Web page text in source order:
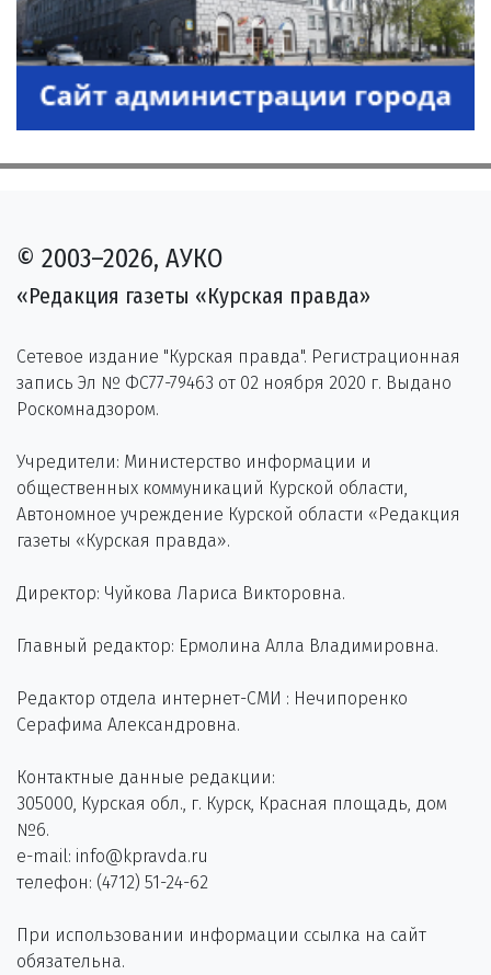
© 2003–2026, АУКО
«Редакция газеты «Курская правда»
Сетевое издание "Курская правда". Регистрационная
запись Эл № ФС77-79463 от 02 ноября 2020 г. Выдано
Роскомнадзором.
Учредители: Министерство информации и
общественных коммуникаций Курской области,
Автономное учреждение Курской области «Редакция
газеты «Курская правда».
Директор: Чуйкова Лариса Викторовна.
Главный редактор: Ермолина Алла Владимировна.
Редактор отдела интернет-СМИ : Нечипоренко
Серафима Александровна.
Контактные данные редакции:
305000, Курская обл., г. Курск, Красная площадь, дом
№6.
e-mail: info@kpravda.ru
телефон: (4712) 51-24-62
При использовании информации ссылка на сайт
обязательна.